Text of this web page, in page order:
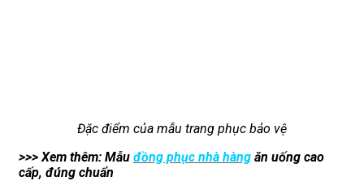
Đặc điểm của mẫu trang phục bảo vệ
>>> Xem thêm: Mẫu đồng phục nhà hàng ăn uống cao
cấp, đúng chuẩn